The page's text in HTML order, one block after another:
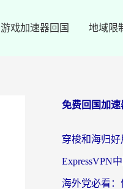
游戏加速器回国 地域限
免费回国加速